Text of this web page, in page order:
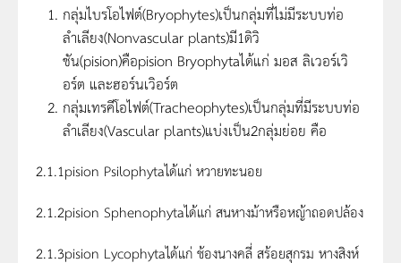
กลุ่มไบรโอไฟต์(Bryophytes)เป็นกลุ่มที่ไม่มีระบบท่อ
ลำเลียง(Nonvascular plants)มี1ดิวิ
ชัน(pision)คือpision Bryophytaได้แก่ มอส ลิเวอร์เวิ
อร์ต และฮอร์นเวิอร์ต
กลุ่มเทรคีโอไฟต์(Tracheophytes)เป็นกลุ่มที่มีระบบท่อ
ลำเลียง(Vascular plants)แบ่งเป็น2กลุ่มย่อย คือ
2.1.1pision Psilophytaได้แก่ หวายทะนอย
2.1.2pision Sphenophytaได้แก่ สนหางม้าหรือหญ้าถอดปล้อง
2.1.3pision Lycophytaได้แก่ ช้องนางคลี่ สร้อยสุกรม หางสิงห์